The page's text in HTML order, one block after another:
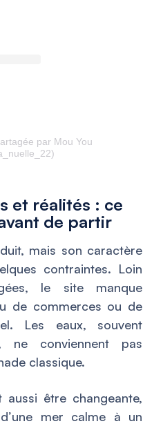
par Mou You
et réalités : ce
de partir
mais son caractère
contraintes. Loin
le site manque
de commerces ou de
Les eaux, souvent
ne conviennent pas
classique.
être changeante,
mer calme à un